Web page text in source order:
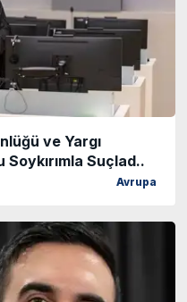
ve Yargı
Soykırımla Suçlad..
Avrupa